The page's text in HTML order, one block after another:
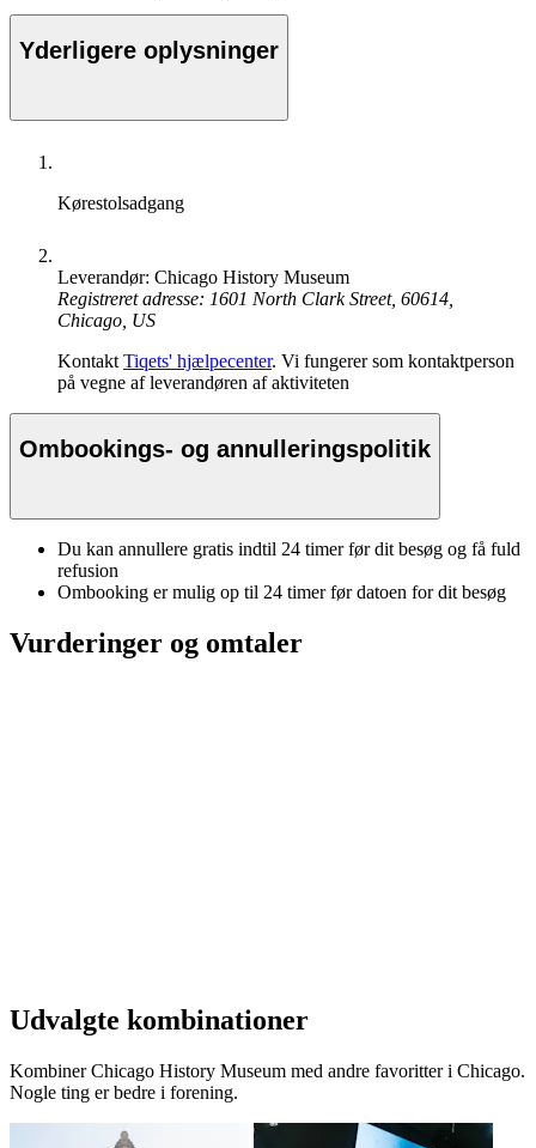
Yderligere oplysninger
Kørestolsadgang
Leverandør: Chicago History Museum
Registreret adresse: 1601 North Clark Street, 60614,
Chicago, US
Kontakt Tiqets' hjælpecenter. Vi fungerer som kontaktperson
på vegne af leverandøren af aktiviteten
Ombookings- og annulleringspolitik
Du kan annullere gratis indtil 24 timer før dit besøg og få fuld
refusion
Ombooking er mulig op til 24 timer før datoen for dit besøg
Vurderinger og omtaler
Udvalgte kombinationer
Kombiner Chicago History Museum med andre favoritter i Chicago.
Nogle ting er bedre i forening.